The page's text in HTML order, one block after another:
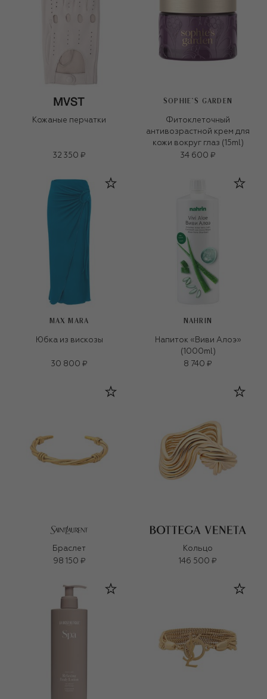
Кожаные перчатки
32 350 ₽
SOPHIE`S GARDEN
Фитоклеточный
антивозрастной крем для
кожи вокруг глаз (15ml)
34 600 ₽
MAX MARA
Юбка из вискозы
30 800 ₽
NAHRIN
Напиток «Виви Алоэ»
(1000ml)
8 740 ₽
Браслет
98 150 ₽
Кольцо
146 500 ₽